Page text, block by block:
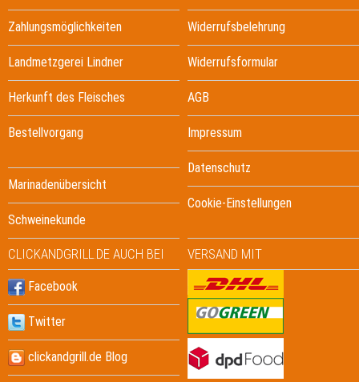
Zahlungsmöglichkeiten
Landmetzgerei Lindner
Herkunft des Fleisches
Bestellvorgang
Marinadenübersicht
Schweinekunde
Widerrufsbelehrung
Widerrufsformular
AGB
Impressum
Datenschutz
Cookie-Einstellungen
CLICKANDGRILL.DE AUCH BEI
Facebook
Twitter
clickandgrill.de Blog
VERSAND MIT